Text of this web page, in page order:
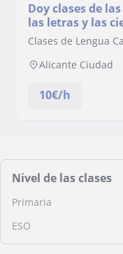
Doy clases de
las letras y las
niveles.
Clases de Lengua
Alicante Ciudad
10€/h
Nivel de las clases
Primaria
ESO